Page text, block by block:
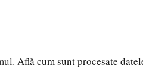
Află cum sunt procesate